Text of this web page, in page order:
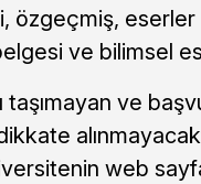
özgeçmiş, eserler
ve bilimsel
taşımayan ve
web